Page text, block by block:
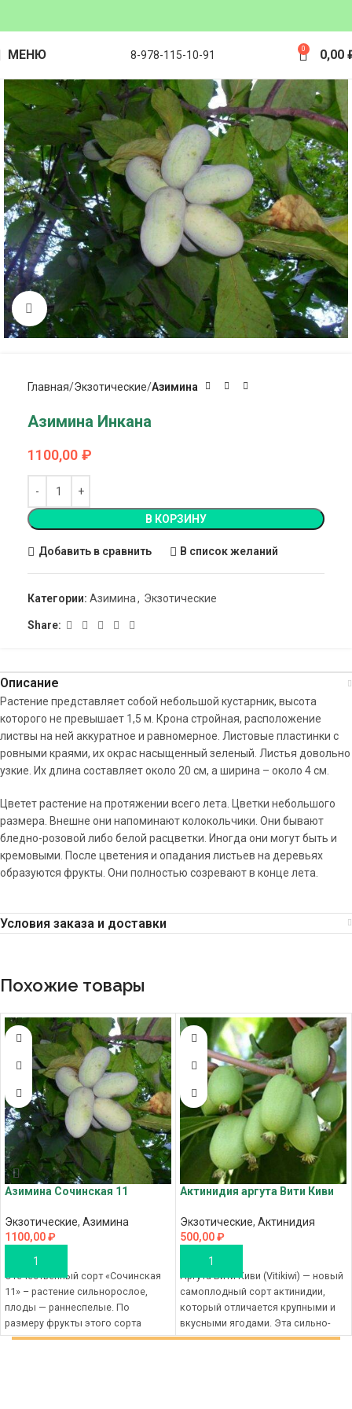
МЕНЮ 8-978-115-10-91 0 0,00
Click to enlarge
Главная Экзотические Азимина
Азимина Инкана
1100,00 ₽
В КОРЗИНУ
Добавить в сравнить В список желаний
Категории: Азимина, Экзотические
Share:
Описание
Растение представляет собой небольшой кустарник, высота
которого не превышает 1,5 м. Крона стройная, расположение
листвы на ней аккуратное и равномерное. Листовые пластинки с
ровными краями, их окрас насыщенный зеленый. Листья довольно
узкие. Их длина составляет около 20 см, а ширина – около 4 см.
Цветет растение на протяжении всего лета. Цветки небольшого
размера. Внешне они напоминают колокольчики. Они бывают
бледно-розовой либо белой расцветки. Иногда они могут быть и
кремовыми. После цветения и опадания листьев на деревьях
образуются фрукты. Они полностью созревают в конце лета.
Условия заказа и доставки
Похожие товары
Азимина Сочинская 11
Экзотические, Азимина
1100,00₽
В КОРЗИНУ
Отечественный сорт «Сочинская
11» – растение сильнорослое,
плоды — раннеспелые. По
размеру фрукты этого сорта
крупные, в весе они могут
Актинидия аргута Вити Киви
Экзотические, Актинидия
500,00₽
В КОРЗИНУ
Аргута Вити Киви (Vitikiwi) — новый
самоплодный сорт актинидии,
который отличается крупными и
вкусными ягодами. Эта сильно-
рослая листопадная лиана